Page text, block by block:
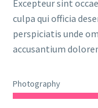
Excepteur sint
culpa qui officia
perspiciatis unde
accusantium
Photography